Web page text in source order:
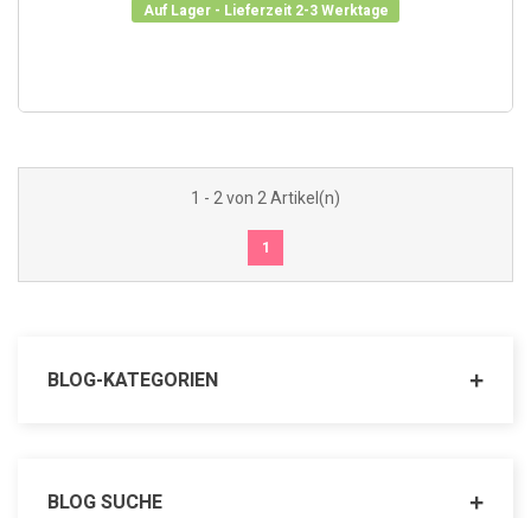
BLOG-KATEGORIEN
BLOG SUCHE
Auf Lager - Lieferzeit 2-3 Werktage
1 - 2 von 2 Artikel(n)
1